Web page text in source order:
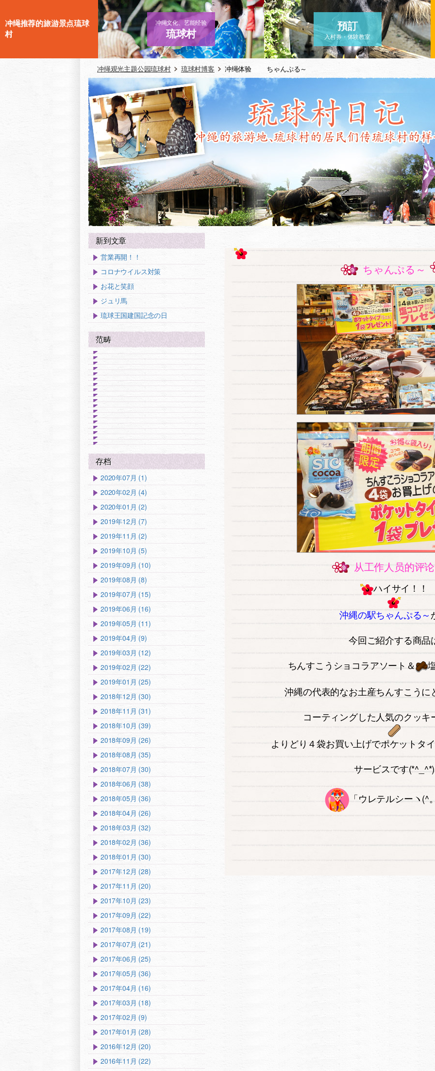
冲绳推荐的旅游景点琉球
村
冲绳文化、艺能经验
琉球村
預訂
入村券・体験教室
冲绳观光主题公园琉球村 琉球村博客 冲绳体验 ちゃんぷる～
ちゃんぷる～
从工作人员的评论
ハイサイ！！
沖縄の駅ちゃんぷる～
今回ご紹介する商品
ちんすこうショコラアソート＆
沖縄の代表的なお土産ちんすこうに
コーティングした人気のクッキ
よりどり４袋お買い上げでポケットタ
サービスです(*^_^*)
「ウレテルシーヽ(^
新到文章
営業再開！！
コロナウイルス対策
お花と笑顔
ジュリ馬
琉球王国建国記念の日
范畴
存档
2020年07月 (1)
2020年02月 (4)
2020年01月 (2)
2019年12月 (7)
2019年11月 (2)
2019年10月 (5)
2019年09月 (10)
2019年08月 (8)
2019年07月 (15)
2019年06月 (16)
2019年05月 (11)
2019年04月 (9)
2019年03月 (12)
2019年02月 (22)
2019年01月 (25)
2018年12月 (30)
2018年11月 (31)
2018年10月 (39)
2018年09月 (26)
2018年08月 (35)
2018年07月 (30)
2018年06月 (38)
2018年05月 (36)
2018年04月 (26)
2018年03月 (32)
2018年02月 (36)
2018年01月 (30)
2017年12月 (28)
2017年11月 (20)
2017年10月 (23)
2017年09月 (22)
2017年08月 (19)
2017年07月 (21)
2017年06月 (25)
2017年05月 (36)
2017年04月 (16)
2017年03月 (18)
2017年02月 (9)
2017年01月 (28)
2016年12月 (20)
2016年11月 (22)